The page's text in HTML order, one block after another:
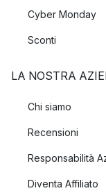
Cyber Monday
Sconti
LA NOSTRA
Chi siamo
Recensioni
Responsabilità
Diventa Affiliato